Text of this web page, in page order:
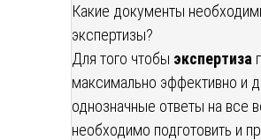
Какие документы
экспертизы?
Для того чтобы экспертиза
максимально эффективно и
однозначные ответы на все
необходимо подготовить и